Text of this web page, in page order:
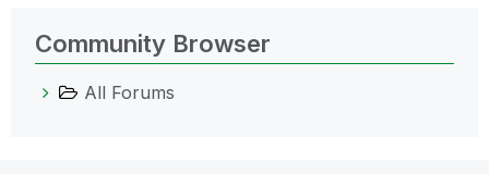
Community Browser
All Forums